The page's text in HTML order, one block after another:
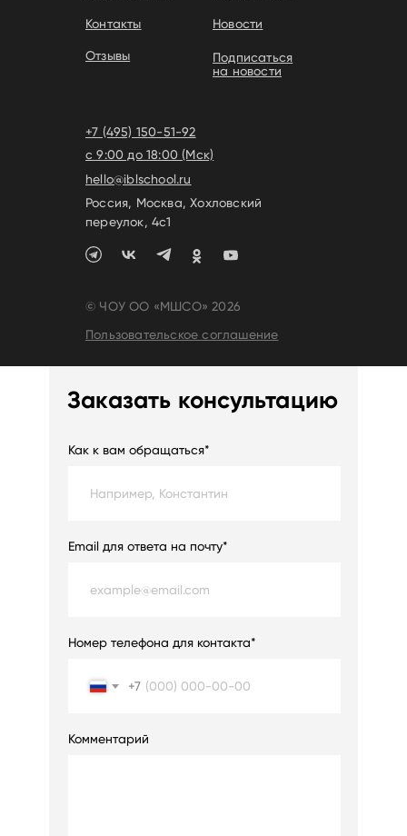
Отзывы
Контакты
+7 (495) 150-51-92
с 9:00 до 18:00 (Мск)
hello@iblschool.ru
Россия, Москва, Хохловский
переулок, 4c1
© ЧОУ ОО «МШСО» 2026
Пользовательское соглашение
Новости
Подписаться
на новости
Заказать консультацию
Как к вам обращаться*
Email для ответа на почту*
Номер телефона для контакта*
+7
Комментарий